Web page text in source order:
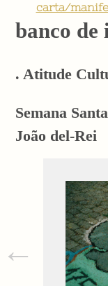
carta/
banco de
. Atitude
Semana
João del-Rei
←